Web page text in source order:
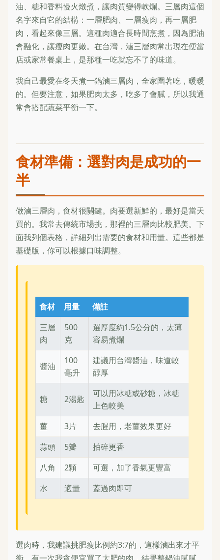
油、糖和香料慢火燉煮，讓肉質變得軟爛。三層肉這個
名字來自它的結構：一層肥肉、一層瘦肉，再一層肥
肉，看起來像三層。這種肉適合長時間烹煮，因為肥油
會融化，讓瘦肉更嫩。在台灣，滷三層肉常出現在便當
店或家常餐桌上，是那種一吃就忘不了的味道。
我自己最愛在冬天煮一鍋滷三層肉，全家圍著吃，暖暖
的。但要注意，如果肥肉太多，吃多了會膩，所以我通
常會搭配蔬菜平衡一下。
食材準備：選對肉是成功的一
半
做滷三層肉，食材很關鍵。肉要選新鮮的，最好是當天
買的。我常去傳統市場挑，那裡的三層肉比較肥美。下
面我列個表格，詳細列出需要的食材和用量。這些都是
基礎版，你可以根據口味調整。
食材 用量
備註
三層
肉
500
克
選厚度約1.5公分的，太薄
容易煮爛
醬油
100
毫升
建議用台灣醬油，味道較
醇厚
糖 2湯匙
可以用冰糖或砂糖，冰糖
上色較美
薑
3片
去腥用，老薑效果更好
蒜頭
5瓣
拍碎更香
八角
2顆
可選，加了香氣更豐富
水
適量 蓋過肉即可
選肉時，我建議挑肥瘦比例約3:7的，這樣滷出來才平